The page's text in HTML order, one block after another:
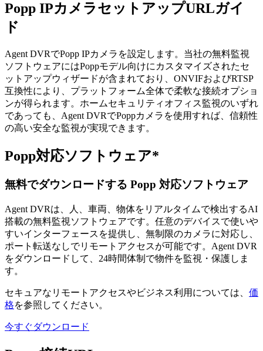
Popp IPカメラセットアップURLガイ
ド
Agent DVRでPopp IPカメラを設定します。当社の無料監視
ソフトウェアにはPoppモデル向けにカスタマイズされたセ
ットアップウィザードが含まれており、ONVIFおよびRTSP
互換性により、プラットフォーム全体で柔軟な接続オプショ
ンが得られます。ホームセキュリティオフィス監視のいずれ
であっても、Agent DVRでPoppカメラを使用すれば、信頼性
の高い安全な監視が実現できます。
Popp対応ソフトウェア*
無料でダウンロードする Popp 対応ソフトウェア
Agent DVRは、人、車両、物体をリアルタイムで検出するAI
搭載の無料監視ソフトウェアです。任意のデバイスで使いや
すいインターフェースを提供し、無制限のカメラに対応し、
ポート転送なしでリモートアクセスが可能です。Agent DVR
をダウンロードして、24時間体制で物件を監視・保護しま
す。
セキュアなリモートアクセスやビジネス利用については、 価
格を参照してください。
今すぐダウンロード